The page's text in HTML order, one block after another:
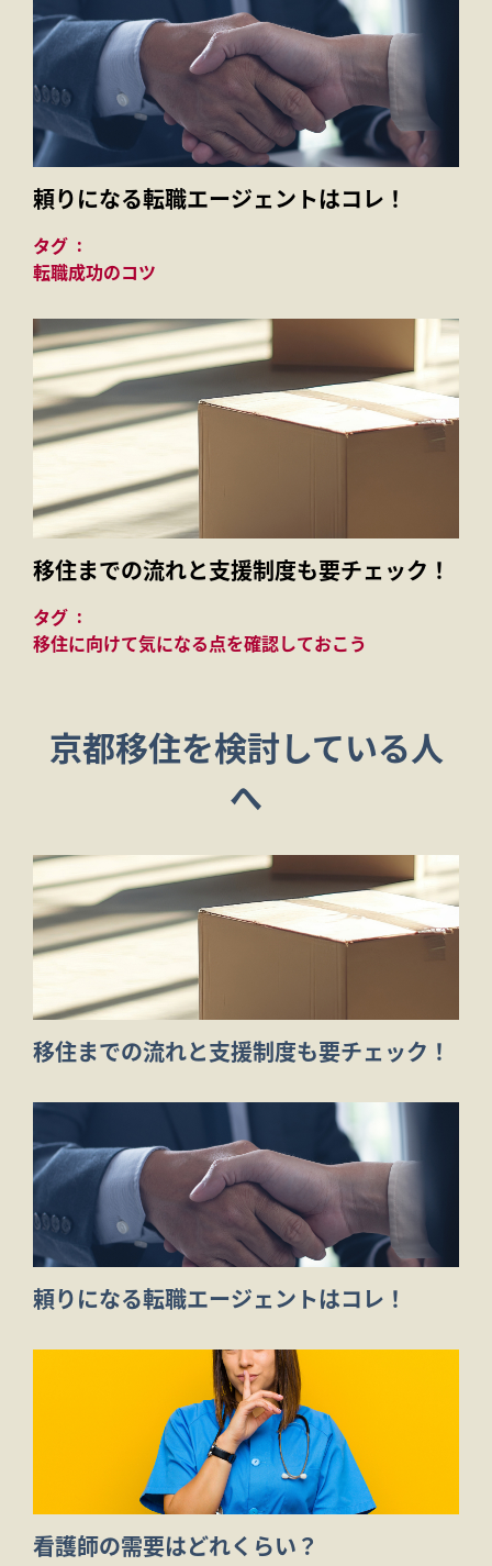
頼りになる転職エージェントはコレ！
タグ
転職成功のコツ
移住までの流れと支援制度も要チェック！
タグ
移住に向けて気になる点を確認しておこう
京都移住を検討している人
へ
移住までの流れと支援制度も要チェック！
頼りになる転職エージェントはコレ！
看護師の需要はどれくらい？